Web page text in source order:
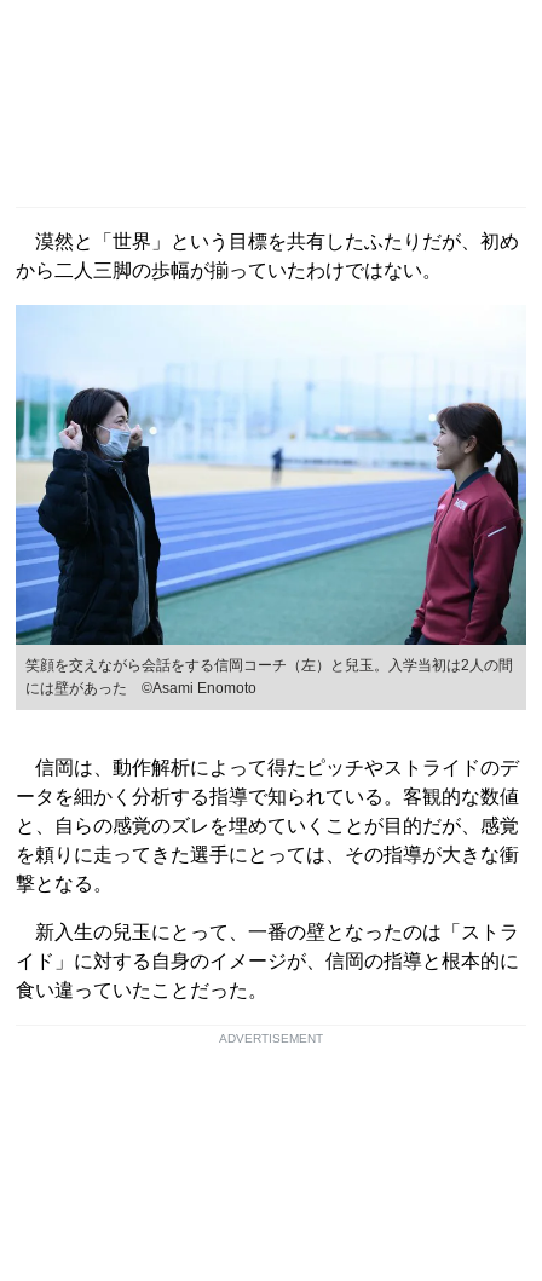
漠然と「世界」という目標を共有したふたりだが、初め
から二人三脚の歩幅が揃っていたわけではない。
笑顔を交えながら会話をする信岡コーチ（左）と兒玉。入学当初は2人の間
には壁があった ©Asami Enomoto
信岡は、動作解析によって得たピッチやストライドのデ
ータを細かく分析する指導で知られている。客観的な数値
と、自らの感覚のズレを埋めていくことが目的だが、感覚
を頼りに走ってきた選手にとっては、その指導が大きな衝
撃となる。
新入生の兒玉にとって、一番の壁となったのは「ストラ
イド」に対する自身のイメージが、信岡の指導と根本的に
食い違っていたことだった。
ADVERTISEMENT